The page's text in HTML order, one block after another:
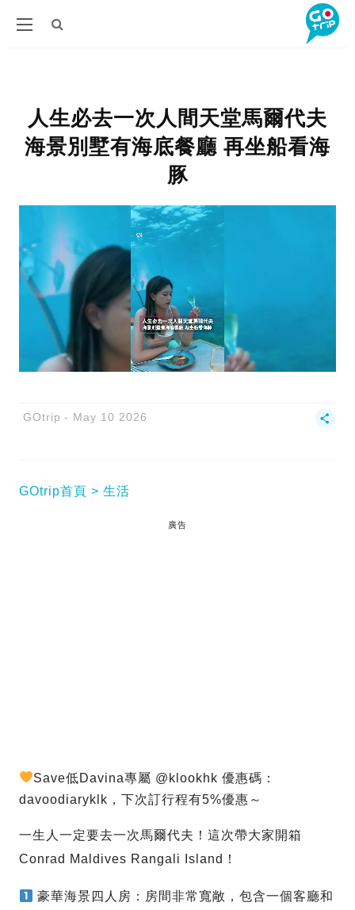
人生必去一次人間天堂馬爾代夫
海景別墅有海底餐廳 再坐船看海
豚
GOtrip May 10 2026
GOtrip首頁 生活
廣告
Save低Davina專屬 @klookhk 優惠碼：
davoodiaryklk，下次訂行程有5%優惠～
一生人一定要去一次馬爾代夫！這次帶大家開箱
Conrad Maldives Rangali Island！
豪華海景四人房：房間非常寬敞，包含一個客廳和